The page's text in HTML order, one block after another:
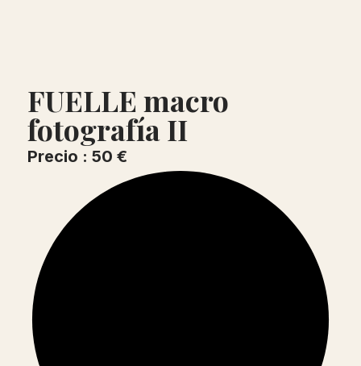
FUELLE macro
fotografía II
Precio : 50 €